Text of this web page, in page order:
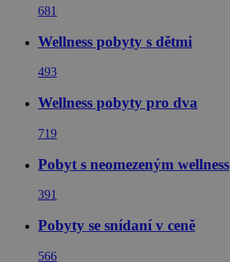
681
Wellness pobyty s dětmi
493
Wellness pobyty pro dva
719
Pobyt s neomezeným wellness
391
Pobyty se snídaní v ceně
566